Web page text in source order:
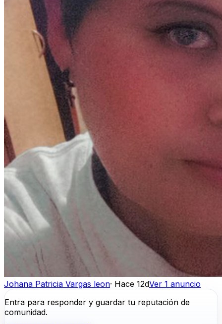
Johana Patricia Vargas leon· Hace 12dVer 1 anuncio
Entra para responder y guardar tu reputación de
comunidad.